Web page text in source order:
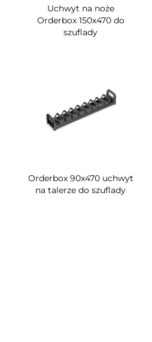
Uchwyt na noże
Orderbox 150x470 do
szuflady
Orderbox 90x470 uchwyt
na talerze do szuflady